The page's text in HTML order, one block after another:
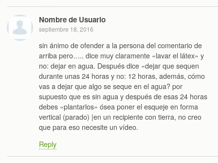
Nombre de Usuario
septiembre 18, 2016
sin ánimo de ofender a la persona del comentario de
arriba pero….. dice muy claramente «lavar el látex» y
no: dejar en agua. Después dice «dejar que sequen
durante unas 24 horas y no: 12 horas, además, cómo
vas a dejar que algo se seque en el agua? por
supuesto que es sin agua y después de esas 24 horas
debes «plantarlos» ósea poner el esqueje en forma
vertical (parado) |en un recipiente con tierra, no creo
que para eso necesite un vídeo.
Reply